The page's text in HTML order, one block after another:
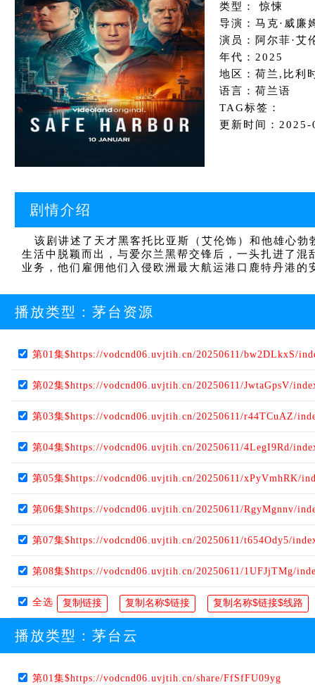
类型： 惊悚
导演：马克·威廉
演员：阿尔菲·
年代：2025
地区：荷兰,比利
语言：荷兰语
TAG标签：
更新时间：
剧情介绍
该剧讲述了天才黑客托比亚斯（艾伦饰）和他雄心勃
生活中脱颖而出，与爱尔兰黑帮交锋后，一头扎进了
业务，他们雇佣他们入侵欧洲最大航运港口鹿特丹港
播放类型： 茅台资源
第01集$https://vodcnd06.uvjtih.cn/20250611/bw2DLkxS/
第02集$https://vodcnd06.uvjtih.cn/20250611/JwtaGpsV/
第03集$https://vodcnd06.uvjtih.cn/20250611/r44TCuAZ/
第04集$https://vodcnd06.uvjtih.cn/20250611/4LegI9Rd/
第05集$https://vodcnd06.uvjtih.cn/20250611/xPyVmhRK/
第06集$https://vodcnd06.uvjtih.cn/20250611/RgyMgnnv/
第07集$https://vodcnd06.uvjtih.cn/20250611/t654Ody5/
第08集$https://vodcnd06.uvjtih.cn/20250611/1UFJjTMg/
全选
播放类型： 茅台云
第01集$https://vodcnd06.uvjtih.cn/share/FfSfFU09yg